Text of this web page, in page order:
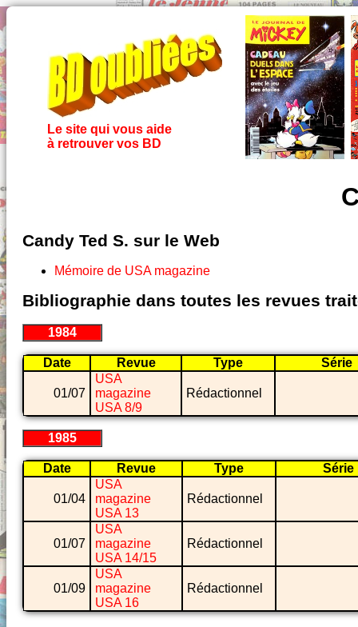
Le site qui vous aide
à retrouver vos BD
Candy Ted S. sur le Web
Mémoire de USA magazine
Bibliographie dans toutes les revues
1984
Date Revue Type Série
01/07
USA
magazine
USA 8/9
Rédactionnel
1985
Date Revue Type Série
01/04
USA
magazine
USA 13
Rédactionnel
01/07
USA
magazine
USA 14/15
Rédactionnel
01/09
USA
magazine
USA 16
Rédactionnel